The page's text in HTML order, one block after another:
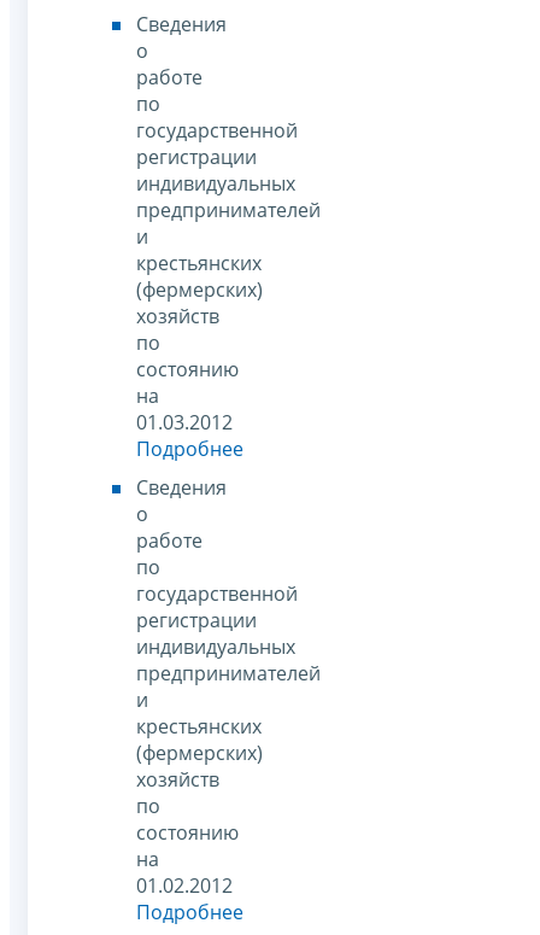
Сведения
о
работе
по
государственной
регистрации
индивидуальных
предпринимателей
и
крестьянских
(фермерских)
хозяйств
по
состоянию
на
01.03.2012
Подробнее
Сведения
о
работе
по
государственной
регистрации
индивидуальных
предпринимателей
и
крестьянских
(фермерских)
хозяйств
по
состоянию
на
01.02.2012
Подробнее